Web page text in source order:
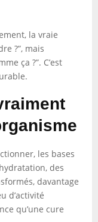
la vraie
?”, mais
ça ?”. C’est
les bases
des
davantage
d’activité
qu’une cure